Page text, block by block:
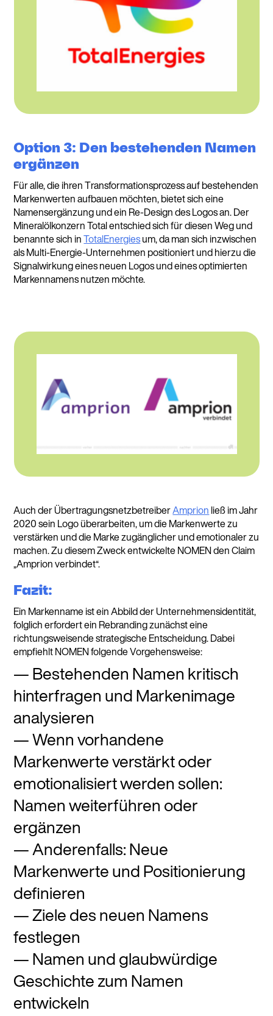
Option 3: Den bestehenden Namen
ergänzen
Für alle, die ihren Transformationsprozess auf bestehenden
Markenwerten aufbauen möchten, bietet sich eine
Namensergänzung und ein Re-Design des Logos an. Der
Mineralölkonzern Total entschied sich für diesen Weg und
benannte sich inTotalEnergiesum, da man sich inzwischen
als Multi-Energie-Unternehmen positioniert und hierzu die
Signalwirkung eines neuen Logos und eines optimierten
Markennamens nutzen möchte.
Auch der ÜbertragungsnetzbetreiberAmprion ließ im Jahr
2020 sein Logo überarbeiten, um die Markenwerte zu
verstärken und die Marke zugänglicher und emotionaler zu
machen. Zu diesem Zweck entwickelte NOMEN den Claim
„Amprion verbindet“.
Fazit:
Ein Markenname ist ein Abbild der Unternehmensidentität,
folglich erfordert ein Rebranding zunächst eine
richtungsweisende strategische Entscheidung. Dabei
empfiehlt NOMEN folgende Vorgehensweise:
Bestehenden Namen kritisch
hinterfragen und Markenimage
analysieren
Wenn vorhandene
Markenwerte verstärkt oder
emotionalisiert werden sollen:
Namen weiterführen oder
ergänzen
Anderenfalls: Neue
Markenwerte und Positionierung
definieren
Ziele des neuen Namens
festlegen
Namen und glaubwürdige
Geschichte zum Namen
entwickeln